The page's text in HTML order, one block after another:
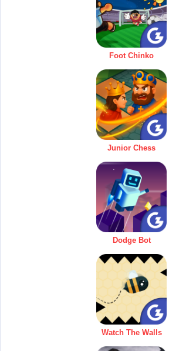
Foot Chinko
Junior Chess
Dodge Bot
Watch The Walls